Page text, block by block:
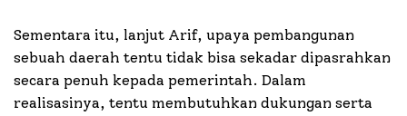
Sementara itu, lanjut Arif, upaya pembangunan
sebuah daerah tentu tidak bisa sekadar dipasrahkan
secara penuh kepada pemerintah. Dalam
realisasinya, tentu membutuhkan dukungan serta